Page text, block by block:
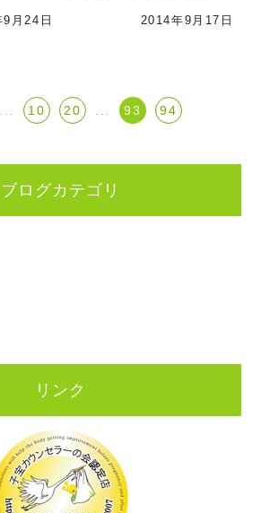
月24日 2014年9月17日
10 20 93 94
ブログカテゴリ
リンク